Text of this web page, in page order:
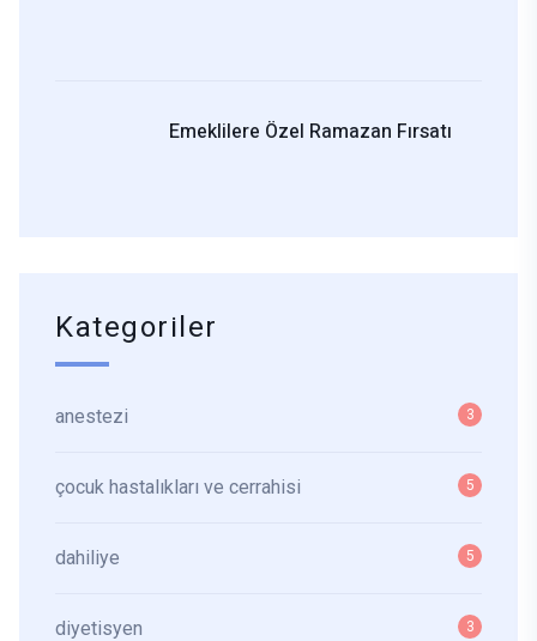
Emeklilere Özel Ramazan Fırsatı
Kategoriler
anestezi 3
çocuk hastalıkları ve cerrahisi 5
dahiliye 5
diyetisyen 3